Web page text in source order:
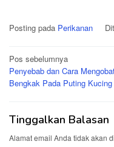
Posting pada Perikanan
Navigasi
pos
Pos sebelumnya
Penyebab dan Cara
Bengkak Pada Puting Kucing
Tinggalkan Balasan
Alamat email Anda tidak akan